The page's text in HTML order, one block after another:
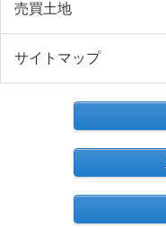
売買土地
サイトマップ